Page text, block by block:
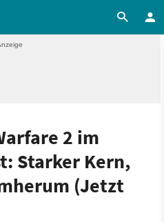
2 im
Starker Kern,
(Jetzt